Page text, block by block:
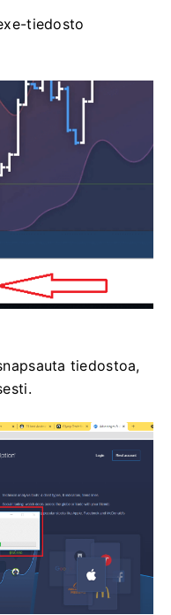
tiedosto
tiedostoa,